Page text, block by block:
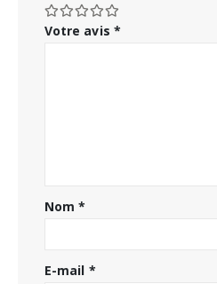
Votre avis *
Nom*
E-mail *